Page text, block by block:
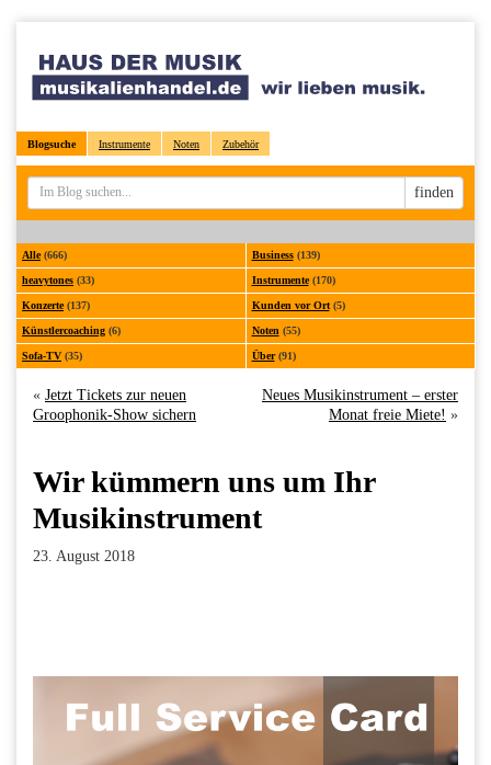
Blogsuche Instrumente Noten Zubehör
Sucheingabe
finden
Alle(666) Business(139)
heavytones (33) Instrumente(170)
Konzerte(137) Kunden vor Ort(5)
Künstlercoaching (6) Noten (55)
Sofa-TV (35) Über(91)
« Jetzt Tickets zur neuen
Groophonik-Show sichern
Neues Musikinstrument – erster
Monat freie Miete! »
Wir kümmern uns um Ihr
Musikinstrument
23. August 2018